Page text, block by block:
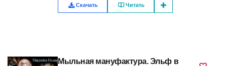
Скачать Читать
Мыльная мануфактура. Эльф в